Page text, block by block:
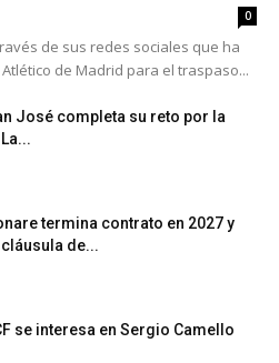
0
de sus redes sociales que ha
de Madrid para el traspaso...
José completa su reto por la
termina contrato en 2027 y
de...
se interesa en Sergio Camello